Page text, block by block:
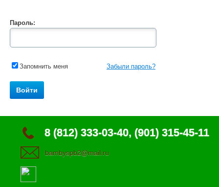
Пароль:
Запомнить меня Забыли пароль?
8 (812) 333-03-40, (901) 315-45-11
bambyspb2@mail.ru